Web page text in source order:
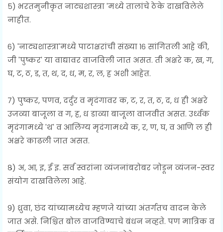
५) भरतमुनीकृत नाट्यशास्त्रा 'मध्ये तालांचे ठेके दाखविलेले
नाहीत.
६) 'नाट्यशास्त्रा'मध्ये पाटाक्षरांची संख्या १६ सांगितली आहे की,
जी 'पुष्कर' या वाद्यावर वाजविली जात असत. ती अक्षरे क, ख, ग,
घ, ट, ठ, ड, त, थ, द, ध, म, र, ल, ह अशी आहेत.
७) पुष्कर, पणव, दर्दुर व मृदंगावर क, ट, र, त, ठ, द, ध ही अक्षरे
उजव्या बाजूला व ग, ह, ध डाव्या बाजूला वाजवीत असत. उर्ध्वक
मृदंगामध्ये 'थ' व आलिंग्य मृदंगामध्ये क, र, ण, घ, व आणि ल ही
अक्षरे काढली जात असत.
८) अ, आ, इ, ई इ. सर्व स्वरांना व्यंजनांबरोबर जोडून व्यंजन-स्वर
संयोग दाखविलेला आहे.
९) ध्रुवा, छंद यांच्यामध्येच म्हणजे यांच्या अंतर्गतच वादन केले
जात असे. निश्चित बोल वाजविण्याचे बंधन नव्हते. पण मात्रिक व